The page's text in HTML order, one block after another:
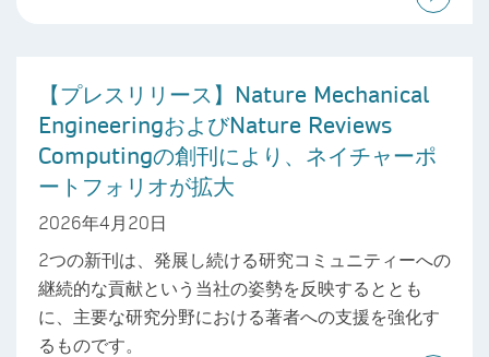
【プレスリリース】Nature Mechanical
EngineeringおよびNature Reviews
Computingの創刊により、ネイチャーポ
ートフォリオが拡大
2026年4月20日
2つの新刊は、発展し続ける研究コミュニティーへの
継続的な貢献という当社の姿勢を反映するととも
に、主要な研究分野における著者への支援を強化す
るものです。